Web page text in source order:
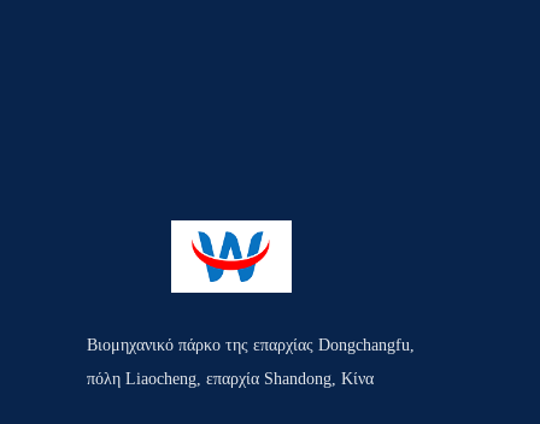
Βιομηχανικό πάρκο της επαρχίας Dongchangfu,
πόλη Liaocheng, επαρχία Shandong, Κίνα